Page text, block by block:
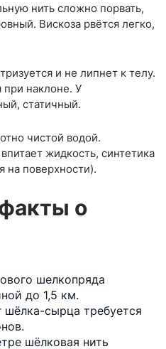
нить сложно порвать,
Вискоза рвётся легко,
и не липнет к телу.
при наклоне. У
статичный.
чистой водой.
жидкость, синтетика
на поверхности).
о
шелкопряда
до 1,5 км.
шёлка-сырца требуется
шёлковая нить